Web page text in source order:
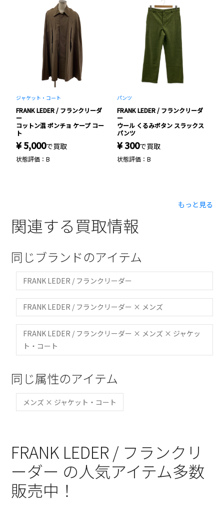
ジャケット・コート
FRANK LEDER / フランクリーダ
ー
コットン混 ポンチョ ケープ コー
ト
¥ 5,000で買取
状態評価：B
パンツ
FRANK LEDER / フランクリーダ
ー
ウール くるみボタン スラックス
パンツ
¥ 300で買取
状態評価：B
もっと見る
関連する買取情報
同じブランドのアイテム
FRANK LEDER / フランクリーダー
FRANK LEDER / フランクリーダー × メンズ
FRANK LEDER / フランクリーダー × メンズ × ジャケッ
ト・コート
同じ属性のアイテム
メンズ × ジャケット・コート
FRANK LEDER / フランクリ
ーダー の人気アイテム多数
販売中！